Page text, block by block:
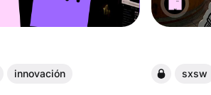
innovación sxsw